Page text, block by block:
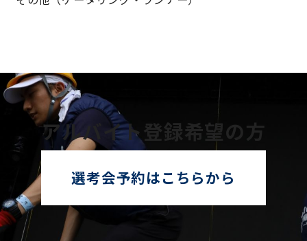
アルバイト登録希望の方
選考会予約はこちらから